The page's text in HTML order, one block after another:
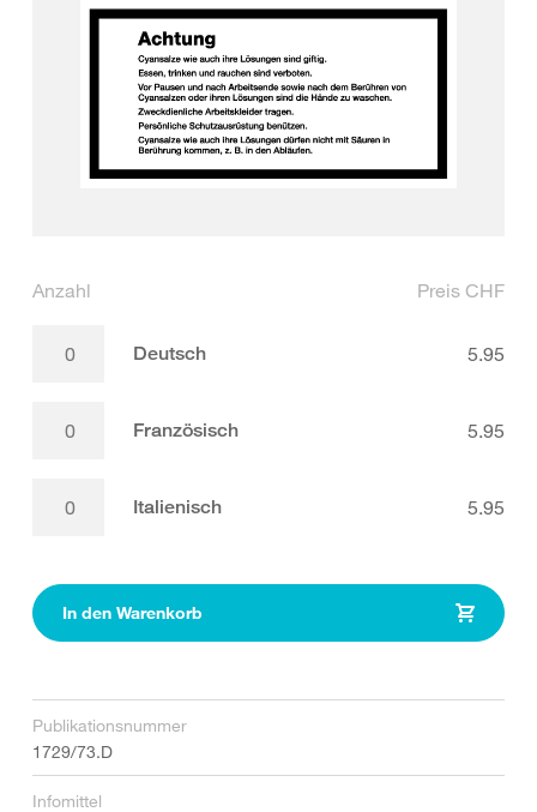
Anzahl Preis CHF
Deutsch 5.95
Französisch 5.95
Italienisch 5.95
In den Warenkorb
Publikationsnummer
1729/73.D
Infomittel